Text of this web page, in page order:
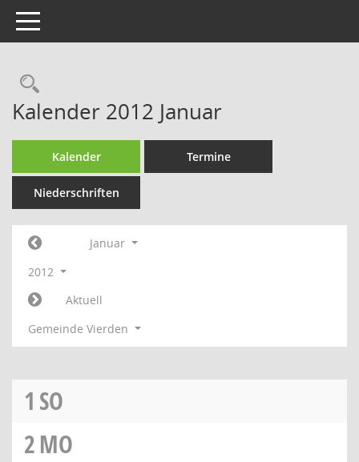
Toggle navigation
Rechercheauswahl
Kalender 2012 Januar
Kalender Termine
Niederschriften
Januar
2012
Aktuell
Gemeinde Vierden
1 SO
2MO